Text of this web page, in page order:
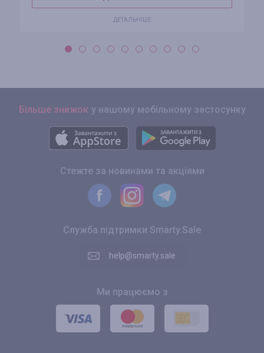
ДЕТАЛЬНІШЕ
Більше знижок у нашому мобільному застосунку
Стежте за новинами та акціями
Служба підтримки Smarty.Sale
help@smarty.sale
Ми працюємо з